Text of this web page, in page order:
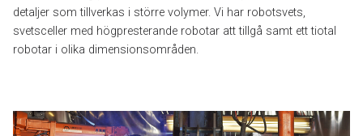
detaljer som tillverkas i större volymer. Vi har robotsvets,
svetsceller med högpresterande robotar att tillgå samt ett tiotal
robotar i olika dimensionsområden.